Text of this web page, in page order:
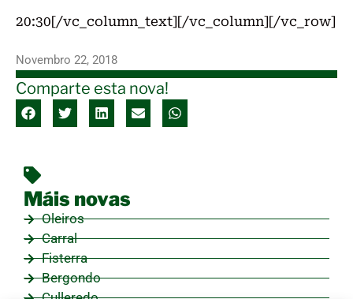
20:30[/vc_column_text][/vc_column][/vc_row]
Novembro 22, 2018
Comparte esta nova!
Máis novas
Oleiros
Carral
Fisterra
Bergondo